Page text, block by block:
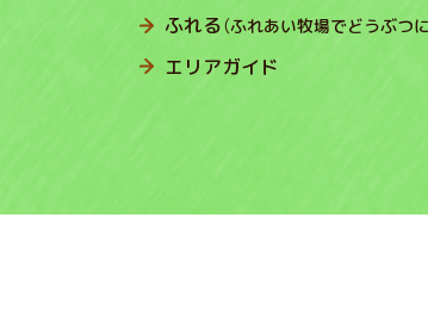
ふれる（ふれあい牧場でどうぶつに
エリアガイド